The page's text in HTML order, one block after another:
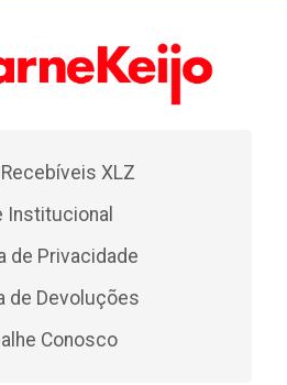
XLZ
Institucional
de Privacidade
de Devoluções
Conosco